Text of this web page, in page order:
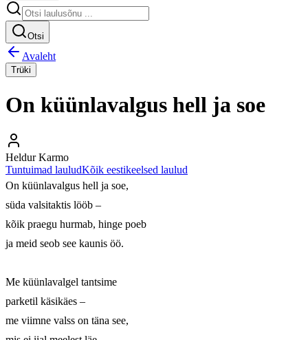
Otsi
Avaleht
Trüki
On küünlavalgus hell ja soe
Heldur Karmo
Tuntuimad lauludKõik eestikeelsed laulud
On küünlavalgus hell ja soe,
süda valsitaktis lööb –
kõik praegu hurmab, hinge poeb
ja meid seob see kaunis öö.
Me küünlavalgel tantsime
parketil käsikäes –
me viimne valss on täna see,